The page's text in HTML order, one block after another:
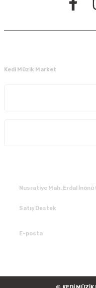
Kedi Müzik Market
Nusratiye Mah. Erdal İnönü
Satış Destek
E-posta